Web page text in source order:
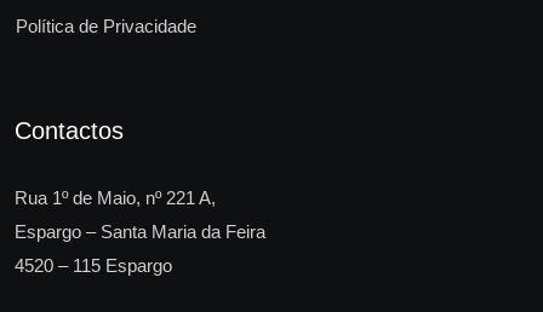
Política de Privacidade
Contactos
Rua 1º de Maio, nº 221 A,
Espargo – Santa Maria da Feira
4520 – 115 Espargo